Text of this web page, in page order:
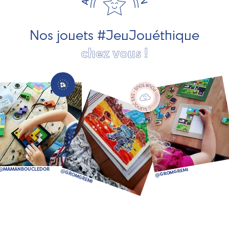
société, des jouets d'imitation, des jeux de plein air, ... et
Nos jouets #JeuJouéthique
chez vous !